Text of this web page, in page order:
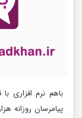
باهم نرم افزاری
پیامرسان روزانه